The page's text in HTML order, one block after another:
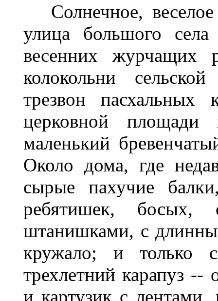
Солнечное,
улица большого
весенних журчащих
колокольни
трезвон
церковной
маленький
Около дома, где
сырые пахучие
ребятишек, босых,
штанишками, с
кружало; и только
трехлетний карапуз --
и картузик с